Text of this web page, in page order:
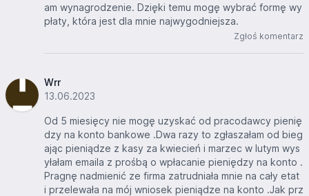
am wynagrodzenie. Dzięki temu mogę wybrać formę wy
płaty, która jest dla mnie najwygodniejsza.
Zgłoś komentarz
Wrr
13.06.2023
Od 5 miesięcy nie mogę uzyskać od pracodawcy pienię
dzy na konto bankowe .Dwa razy to zgłaszałam od bieg
ając pieniądze z kasy za kwiecień i marzec w lutym wys
yłałam emaila z prośbą o wpłacanie pieniędzy na konto .
Pragnę nadmienić ze firma zatrudniała mnie na cały etat
i przelewała na mój wniosek pieniądze na konto .Jak prz